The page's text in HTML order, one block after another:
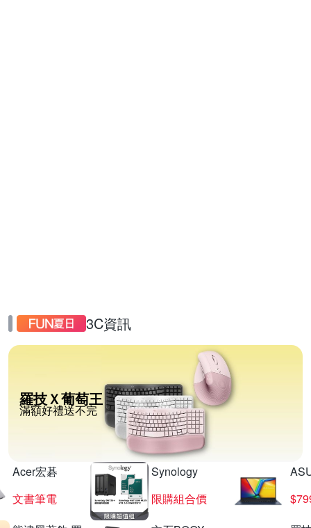
3C資訊
羅技Ｘ葡萄王
滿額好禮送不完
Acer宏碁
文書筆電
Synology
限購組合價